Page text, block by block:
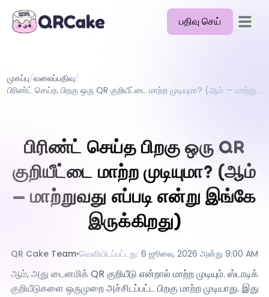
பதிவு செய்
விலை
ஆவணங்கள்
உதவி
API
முகப்பு/வலைப்பதிவு/
பிரிண்ட் செய்த பிறகு ஒரு QR குறியீட்டை மாற்ற முடியுமா? (ஆம் — மாற்றுவது எப்படி என்று இங்கே இருக்கிறது)
பிரிண்ட் செய்த பிறகு ஒரு QR
குறியீட்டை மாற்ற முடியுமா? (ஆம்
— மாற்றுவது எப்படி என்று இங்கே
இருக்கிறது)
QR Cake Team•வெளியிடப்பட்டது: 6 ஜூலை, 2026 அன்று 9:00 AM
ஆம், அது டைனமிக் QR குறியீடு என்றால் மாற்ற முடியும். ஸ்டாடிக்
குறியீடுகளை ஒருமுறை அச்சிடப்பட்ட பிறகு மாற்ற முடியாது. இது